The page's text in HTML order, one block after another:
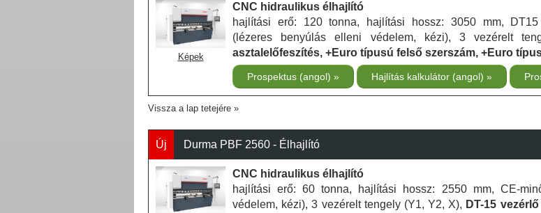
Képek
CNC hidraulikus élhajlító
hajlítási erő: 120 tonna, hajlítási hossz: 3050 mm, DT15
(lézeres benyúlás elleni védelem, kézi), 3 vezérelt
asztalelőfeszítés, +Euro típusú felső szerszám, +Euro
Prospektus (angol) Hajlítás kalkulátor (angol)
Vissza a lap tetejére
Új Durma PBF 2560 - Élhajlító
CNC hidraulikus élhajlító
hajlítási erő: 60 tonna, hajlítási hossz: 2550 mm, CE-
védelem, kézi), 3 vezérelt tengely (Y1, Y2, X), DT-15